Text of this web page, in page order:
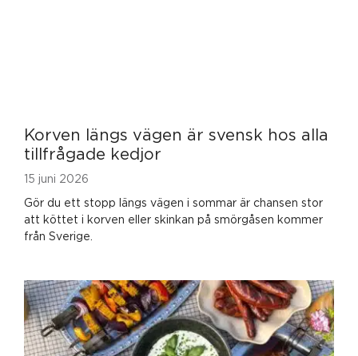
Korven längs vägen är svensk hos alla
tillfrågade kedjor
15 juni 2026
Gör du ett stopp längs vägen i sommar är chansen stor
att köttet i korven eller skinkan på smörgåsen kommer
från Sverige.